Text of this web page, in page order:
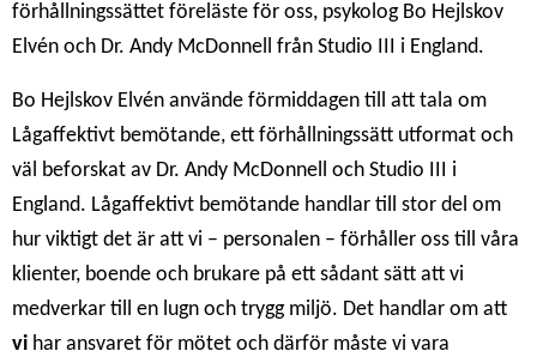
förhållningssättet föreläste för oss, psykolog Bo Hejlskov
Elvén och Dr. Andy McDonnell från Studio III i England.
Bo Hejlskov Elvén använde förmiddagen till att tala om
Lågaffektivt bemötande, ett förhållningssätt utformat och
väl beforskat av Dr. Andy McDonnell och Studio III i
England. Lågaffektivt bemötande handlar till stor del om
hur viktigt det är att vi – personalen – förhåller oss till våra
klienter, boende och brukare på ett sådant sätt att vi
medverkar till en lugn och trygg miljö. Det handlar om att
vi har ansvaret för mötet och därför måste vi vara